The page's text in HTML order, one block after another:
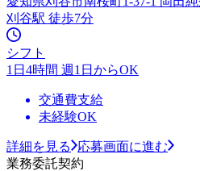
刈谷駅 徒歩7分
シフト
1日4時間 週1日からOK
交通費支給
未経験OK
詳細を見る
応募画面に進む
業務委託契約